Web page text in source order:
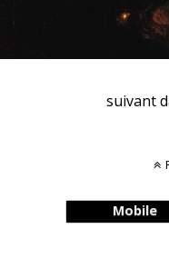
suivant
Mobile